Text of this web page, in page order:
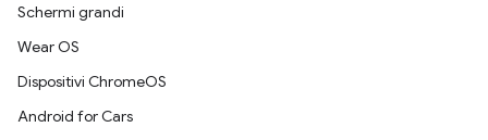
Schermi grandi
Wear OS
Dispositivi ChromeOS
Android for Cars